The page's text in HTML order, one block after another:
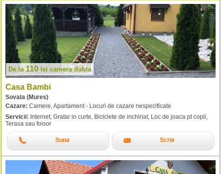
De la 110 lei camera dubla
Casa Bambi
Sovata (Mures)
Cazare: Camere, Apartament - Locuri de cazare nespecificate
Servicii: Internet, Gratar in curte, Biciclete de inchiriat, Loc de joaca pt copii,
Terasa sau foisor
Suna Scrie